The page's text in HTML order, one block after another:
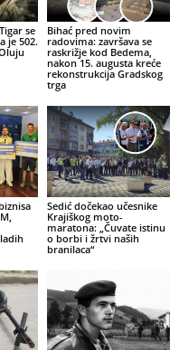
se
je 502.
Bihać pred novim
radovima: završava se
raskrižje kod Bedema,
nakon 15. augusta kreće
rekonstrukcija Gradskog
trga
Sedić dočekao učesnike
Krajiškog moto-
maratona: „Čuvate istinu
o borbi i žrtvi naših
branilaca“